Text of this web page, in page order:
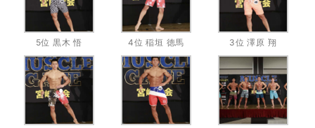
5位 黒木 悟 4位 稲垣 徳馬 3位 澤原 翔